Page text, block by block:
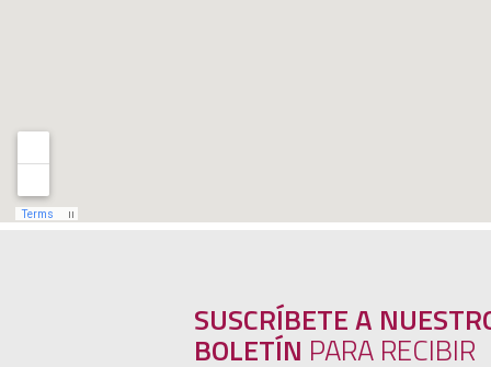
SUSCRÍBETE A
BOLETÍN PARA RECIBIR